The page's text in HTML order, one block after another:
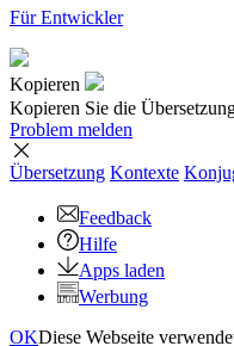
Für Entwickler
Kopieren
Kopieren Sie die
Problem melden
Übersetzung Kontexte
Feedback
Hilfe
Apps laden
Werbung
OKDiese Webseite